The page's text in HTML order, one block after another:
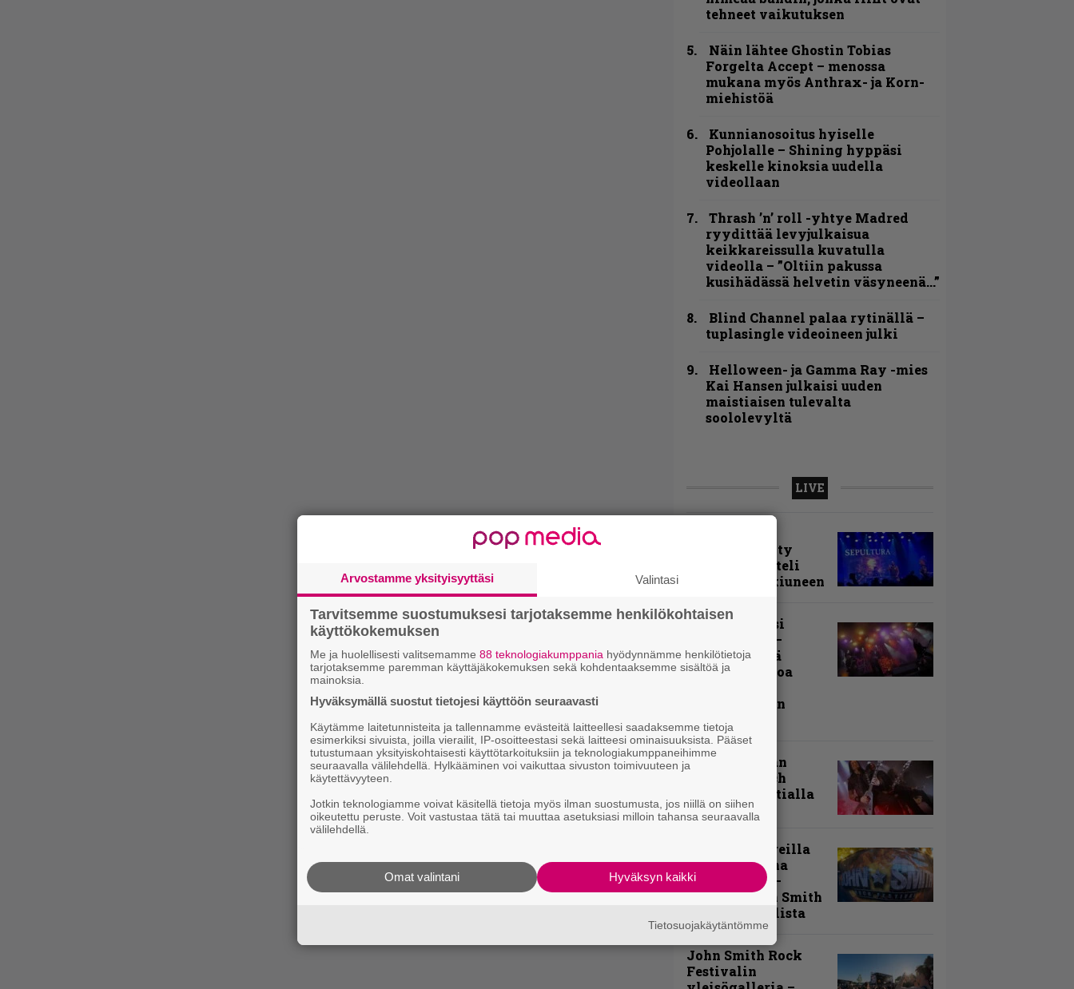
tehneet vaikutuksen
Näin lähtee Ghostin Tobias
Forgelta Accept – menossa
mukana myös Anthrax- ja Korn-
miehistöä
Kunnianosoitus hyiselle
Pohjolalle – Shining hyppäsi
keskelle kinoksia uudella
videollaan
Thrash ’n’ roll -yhtye Madred
ryydittää levyjulkaisua
keikkareissulla kuvatulla
videolla – ”Oltiin pakussa
kusihädässä helvetin väsyneenä…”
Blind Channel palaa rytinällä –
tuplasingle videoineen julki
Helloween- ja Gamma Ray -mies
Kai Hansen julkaisi uuden
maistiaisen tulevalta
soololevyltä
LIVE
Loppuunmyyty
Tavastia saatteli
Sepulturan ikiuneen
Rokki Raikasi
Tampereella –
Infernon neljä
väkevää nostoa
kakkospäivän
esityksistä
Paluu vanhaan
liittoon – Arch
Enemy Tavastialla
”Näillä festareilla
kaikki on aina
kohdallaan” –
raportti John Smith
Rock Festivalista
John Smith Rock
Festivalin
Arvostamme yksityisyyttäsi Valintasi
Tarvitsemme suostumuksesi tarjotaksemme henkilökohtaisen
käyttökokemuksen
Me ja huolellisesti valitsemamme 88 teknologiakumppania hyödynnämme henkilötietoja
tarjotaksemme paremman käyttäjäkokemuksen sekä kohdentaaksemme sisältöä ja
mainoksia.
Hyväksymällä suostut tietojesi käyttöön seuraavasti
Käytämme laitetunnisteita ja tallennamme evästeitä laitteellesi saadaksemme tietoja
esimerkiksi sivuista, joilla vierailit, IP-osoitteestasi sekä laitteesi ominaisuuksista. Pääset
tutustumaan yksityiskohtaisesti käyttötarkoituksiin ja teknologiakumppaneihimme
seuraavalla välilehdellä. Hylkääminen voi vaikuttaa sivuston toimivuuteen ja
käytettävyyteen.
Jotkin teknologiamme voivat käsitellä tietoja myös ilman suostumusta, jos niillä on siihen
oikeutettu peruste. Voit vastustaa tätä tai muuttaa asetuksiasi milloin tahansa seuraavalla
välilehdellä.
Hyväksyn kaikki
Omat valintani
Tietosuojakäytäntömme